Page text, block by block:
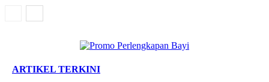
ARTIKEL TERKINI